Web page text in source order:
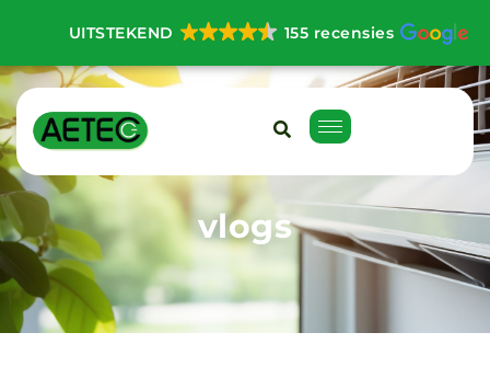
UITSTEKEND 155 recensies
vlogs